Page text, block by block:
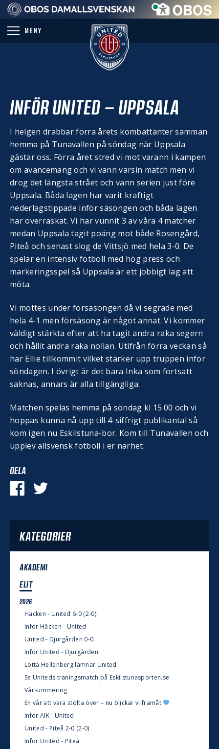
MENY
PARTNER
INFÖR UNITED – UPPSALA
I helgen drabbar förra årets kombattanter samman
hemma på Tunavallen på söndag när Uppsala
gästar oss. Förra året stred vi mot varann i kampen
om avancemang och vi vann varsin match men vi
drog det längsta strået och vann serien just före
Uppsala. Båda lagen har varit kraftigt
nederlagstippade inför säsongen och båda lagen
har överraskat. Vi har vunnit 3 av våra 4 matcher
medan Uppsala tagit poäng mot både Rosengård,
Piteå och senast slog de Vittsjö med hela 3-0. De
spelar en intensiv fotboll med hög press och
markeringsspel så Uppsala är ett jobbigt lag att
möta.
Vi möttes under försäsongen då vi segrade med
hela 4-1 men försäsong är något annat. Vi kommer
väldigt stärkta efter att ha tagit andra raka segern
och hållit andra raka nollan. Utifrån förra veckan så
har Ellie tillkommit vilket stärker upp truppen inför
söndagen. I övrigt är det bara Inka som fortsatt
saknas, annars är alla tillgängliga.
Matchen spelas hemma på söndag kl 15.00 och vi
hoppas kunna nå upp till 4-siffrigt publikantal så
kom igen nu Eskilstuna-bor. Kom till Tunavallen och
upplev allsvensk fotboll i er närhet.
DELA
KATEGORIER
AKADEMI
ELIT
2026
Häcken - United 6-0 (2-0)
Inför Häcken - United
United - Djurgården 0-0
Inför United - Djurgården
Lotta Hellenberg lämnar United
Se Uniteds träningsmatch på Eskilstunasporten.se
Vårsummering
En vår att vara stolta över – nu blickar vi framåt
Inför AIK - United
United - Piteå 2-0 (2-0)
Inför United - Piteå